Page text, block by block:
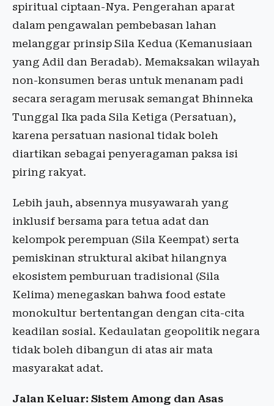
spiritual ciptaan-Nya. Pengerahan aparat
dalam pengawalan pembebasan lahan
melanggar prinsip Sila Kedua (Kemanusiaan
yang Adil dan Beradab). Memaksakan wilayah
non-konsumen beras untuk menanam padi
secara seragam merusak semangat Bhinneka
Tunggal Ika pada Sila Ketiga (Persatuan),
karena persatuan nasional tidak boleh
diartikan sebagai penyeragaman paksa isi
piring rakyat.
Lebih jauh, absennya musyawarah yang
inklusif bersama para tetua adat dan
kelompok perempuan (Sila Keempat) serta
pemiskinan struktural akibat hilangnya
ekosistem pemburuan tradisional (Sila
Kelima) menegaskan bahwa food estate
monokultur bertentangan dengan cita-cita
keadilan sosial. Kedaulatan geopolitik negara
tidak boleh dibangun di atas air mata
masyarakat adat.
Jalan Keluar: Sistem Among dan Asas